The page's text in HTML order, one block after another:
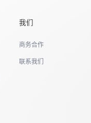
我们
商务合作
联系我们